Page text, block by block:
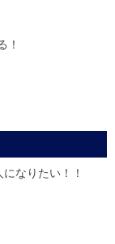
！
なりたい！！